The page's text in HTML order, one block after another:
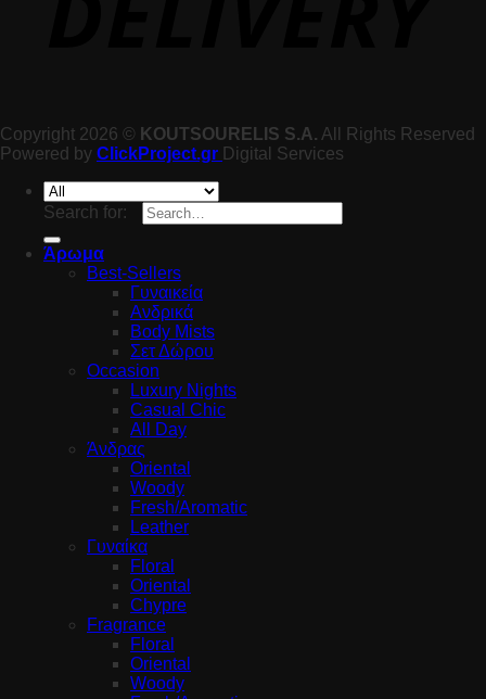
Copyright 2026 © KOUTSOURELIS S.A. All Rights Reserved
Powered by ClickProject.gr Digital Services
Search for:
Άρωμα
Best-Sellers
Γυναικεία
Ανδρικά
Body Mists
Σετ Δώρου
Occasion
Luxury Nights
Casual Chic
All Day
Άνδρας
Oriental
Woody
Fresh/Aromatic
Leather
Γυναίκα
Floral
Oriental
Chypre
Fragrance
Floral
Oriental
Woody